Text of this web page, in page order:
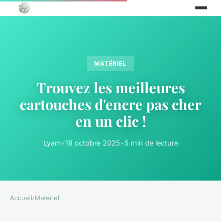
MATÉRIEL
Trouvez les meilleures
cartouches d'encre pas cher
en un clic !
Lyam•18 octobre 2025•5 min de lecture
Accueil›Matériel